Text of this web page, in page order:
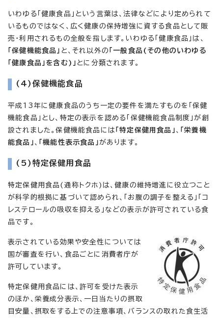
いわゆる「健康食品」という言葉は、法律などにより定められて
いるものではなく、広く健康の保持増強に資する食品として販
売・利用されるもの全般を指します。いわゆる「健康食品」は、
「保健機能食品」 と、それ以外の 「一般食品(その他のいわゆる
「健康食品」を含む)」 とに分類されます。
(4)保健機能食品
平成13年に健康食品のうち一定の要件を満たすものを「保健
機能食品」とし、特定の表示を認める「保健機能食品制度」が創
設されました。保健機能食品には 「特定保健用食品」 、
「栄養機
能食品」 、 「機能性表示食品」 があります。
(5)特定保健用食品
特定保健用食品(通称トクホ)は、健康の維持増進に役立つこと
が科学的根拠に基づいて認められ、「お腹の調子を整える」「コ
レステロールの吸収を抑える」などの表示が許可されている食
品です。
表示されている効果や安全性については
国が審査を行い、食品ごとに消費者庁が
許可しています。
特定保健用食品には、許可を受けた表示
のほか、栄養成分表示、一日当たりの摂取
目安量、摂取をする上での注意事項、バランスの取れた食生活